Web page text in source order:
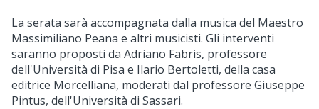
La serata sarà accompagnata dalla musica del Maestro
Massimiliano Peana e altri musicisti. Gli interventi
saranno proposti da Adriano Fabris, professore
dell'Università di Pisa e Ilario Bertoletti, della casa
editrice Morcelliana, moderati dal professore Giuseppe
Pintus, dell'Università di Sassari.